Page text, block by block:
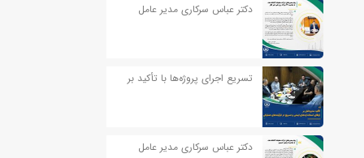
دکتر عباس سرکاری مدیر عامل
روز خبر نگار پیامی صادر کردند
تسریع اجرای پروژه‌ها با تأکید بر
دکتر عباس سرکاری مدیر عامل